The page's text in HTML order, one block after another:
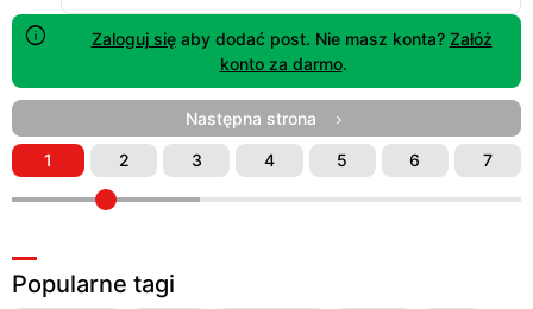
Zaloguj sięaby dodać post. Nie masz konta? Załóż
konto za darmo.
Następna strona
1 2 3 4 5 6 7
Popularne tagi